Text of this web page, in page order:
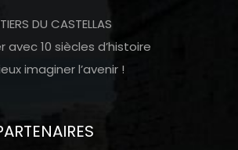
DU CASTELLAS
avec 10 siècles d’histoire
imaginer l’avenir !